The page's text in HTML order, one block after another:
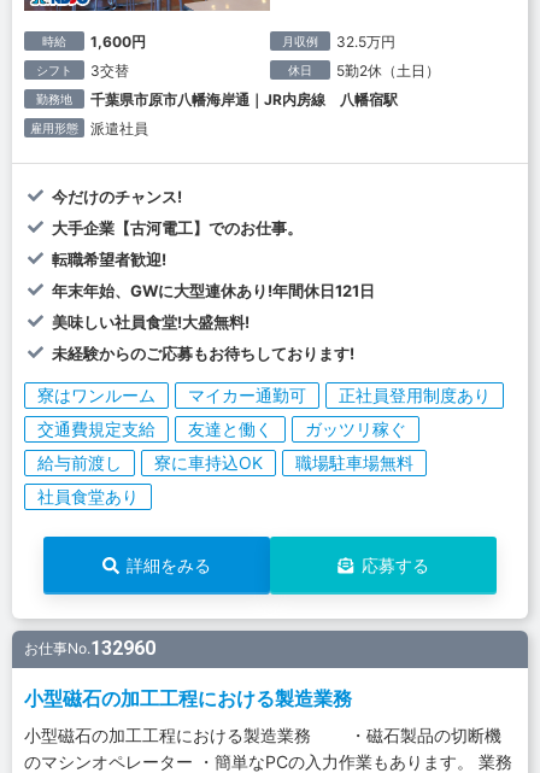
時給 1,600円 月収例 32.5万円
シフト 3交替 休日 5勤2休（土日）
勤務地 千葉県市原市八幡海岸通｜JR内房線 八幡宿駅
雇用形態 派遣社員
今だけのチャンス!
大手企業【古河電工】でのお仕事。
転職希望者歓迎!
年末年始、GWに大型連休あり!年間休日121日
美味しい社員食堂!大盛無料!
未経験からのご応募もお待ちしております!
寮はワンルーム マイカー通勤可
正社員登用制度あり
交通費規定支給
友達と働く
ガッツリ稼ぐ
給与前渡し
寮に車持込OK
職場駐車場無料
社員食堂あり
詳細をみる 応募する
お仕事No.132960
小型磁石の加工工程における製造業務
小型磁石の加工工程における製造業務 ・磁石製品の切断機
のマシンオペレーター ・簡単なPCの入力作業もあります。 業務